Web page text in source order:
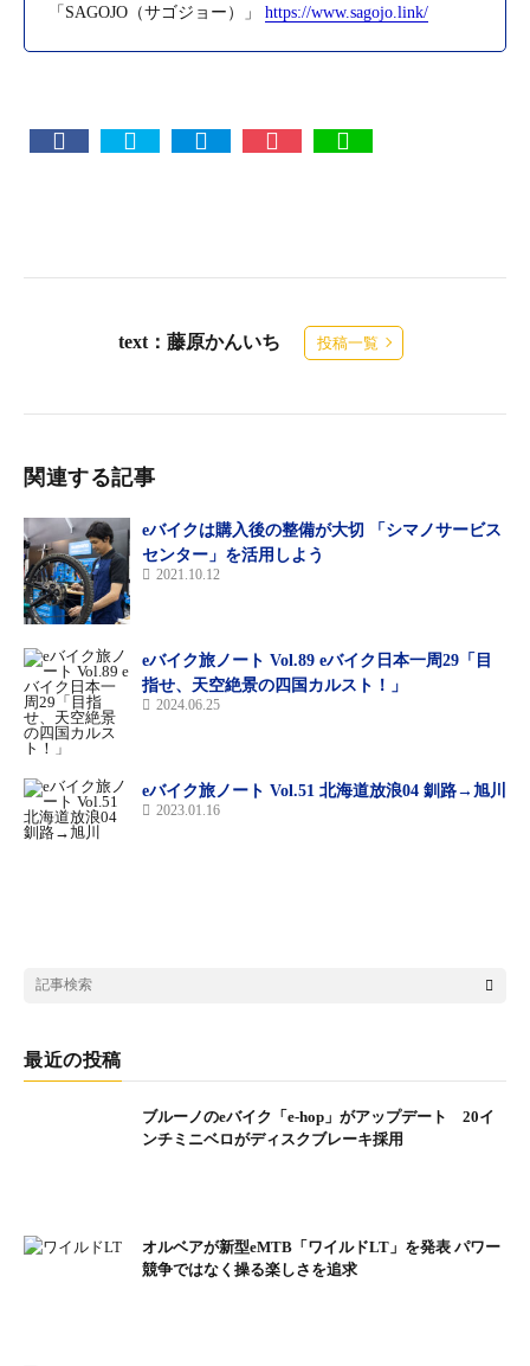
「SAGOJO（サゴジョー）」 https://www.sagojo.link/
text：藤原かんいち 投稿一覧
関連する記事
eバイクは購入後の整備が大切 「シマノサービス
センター」を活用しよう
2021.10.12
eバイク旅ノート Vol.89 eバイク日本一周29「目
指せ、天空絶景の四国カルスト！」
2024.06.25
eバイク旅ノート Vol.51 北海道放浪04 釧路→旭川
2023.01.16
最近の投稿
ブルーノのeバイク「e-hop」がアップデート 20イ
ンチミニベロがディスクブレーキ採用
オルベアが新型eMTB「ワイルドLT」を発表 パワー
競争ではなく操る楽しさを追求